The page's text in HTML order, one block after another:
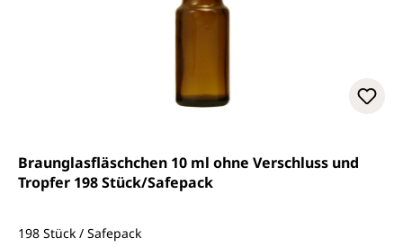
Braunglasfläschchen 10 ml ohne Verschluss und
Tropfer 198 Stück/Safepack
198 Stück / Safepack